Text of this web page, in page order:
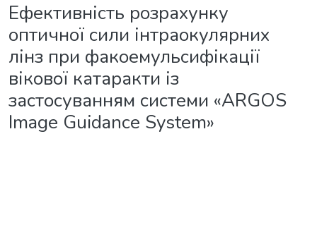
Ефективність розрахунку
оптичної сили інтраокулярних
лінз при факоемульсифікації
вікової катаракти із
застосуванням системи «ARGOS
Image Guidance System»